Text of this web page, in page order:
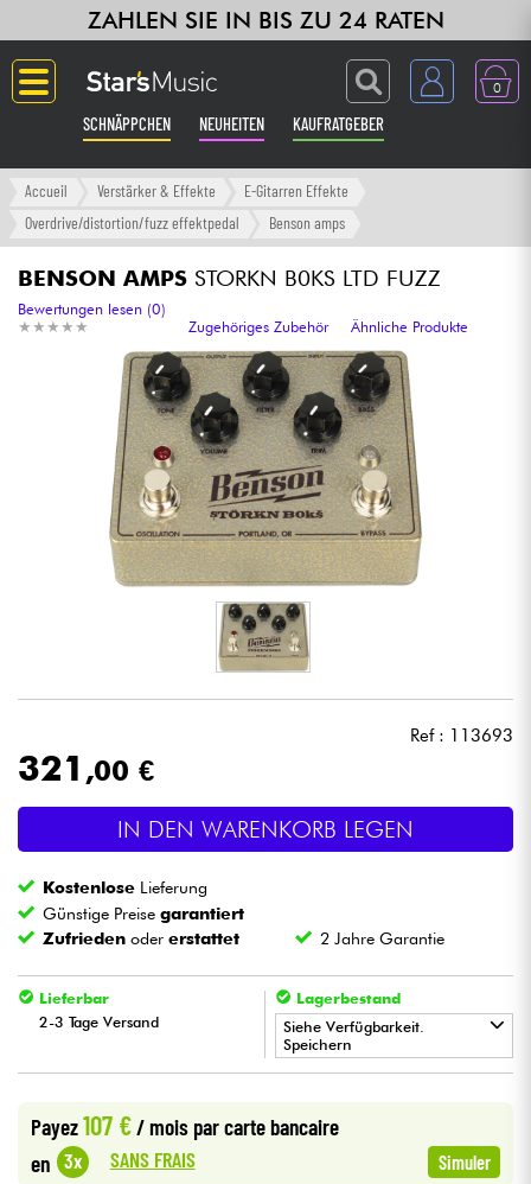
ZAHLEN SIE IN BIS ZU 24 RATEN
0
SCHNÄPPCHEN NEUHEITEN KAUFRATGEBER
Langue
Verstärker & Effekte
Klaviere & Piano
Synths & samplers
Studio
Kopfhörer
Licht
Blasinstrumente
Violinen & Quartett
Kabel & Zubehöre
Accueil Verstärker & Effekte
E-Gitarren Effekte
Overdrive/distortion/fuzz effektpedal
Benson amps
BENSON AMPS STORKN B0KS LTD FUZZ
★ ★ ★ ★ ★
★ ★ ★ ★ ★
Bewertungen lesen (0)
Zugehöriges Zubehör
Ähnliche Produkte
Ref : 113693
321 ,00 €
IN DEN WARENKORB LEGEN
Kostenlose Lieferung
Günstige Preisegarantiert
Zufrieden odererstattet 2 Jahre Garantie
Lieferbar
2-3 Tage Versand
Lagerbestand
Siehe Verfügbarkeit.
Speichern
Payez107 € / mois par carte bancaire
en 3x SANS FRAIS Simuler